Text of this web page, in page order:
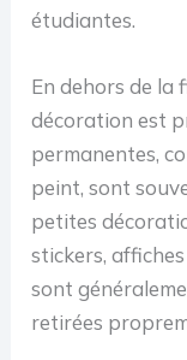
étudiantes.
En dehors de la
décoration est
permanentes,
peint, sont
petites
stickers,
sont
retirées